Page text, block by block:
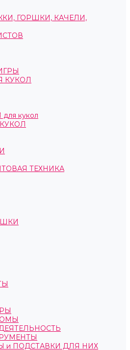
ГОРШКИ, КАЧЕЛИ,
КУКОЛ
кукол
ТЕХНИКА
и ПОДСТАВКИ ДЛЯ НИХ